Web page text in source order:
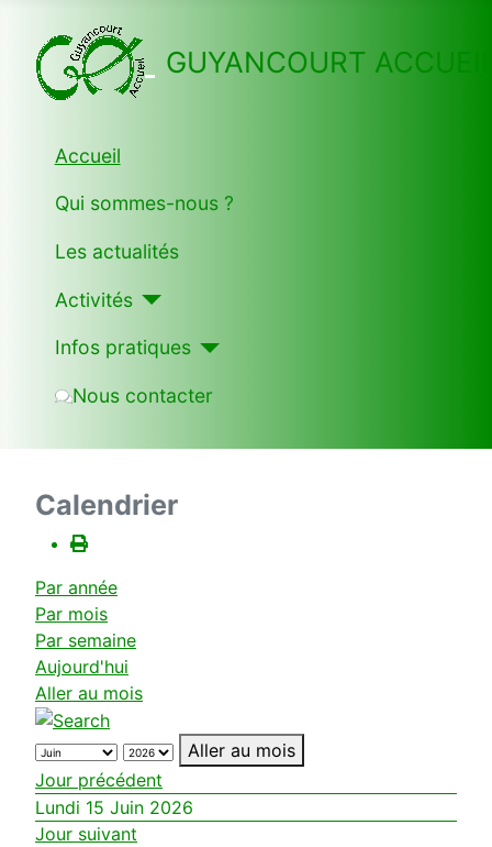
GUYANCOURT
Accueil
Qui sommes-nous ?
Les actualités
Activités
Infos pratiques
Nous contacter
Calendrier
Par année
Par mois
Par semaine
Aujourd'hui
Aller au mois
Aller au mois
Jour précédent
Lundi 15 Juin 2026
Jour suivant